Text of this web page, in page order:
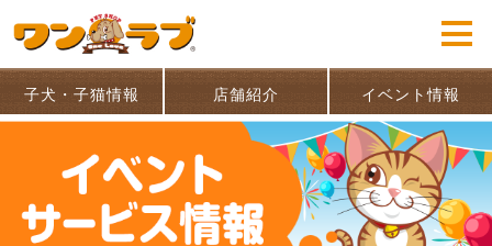
子犬・子猫情報 店舗紹介 イベント情報